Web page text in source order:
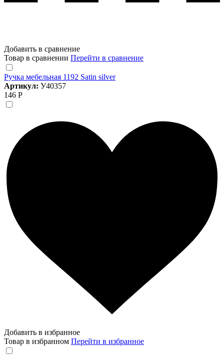
Добавить в сравнение
Товар в сравнении Перейти в сравнение
Ручка мебельная 1192 Satin silver
Артикул: У40357
146 Р
Добавить в избранное
Товар в избранном Перейти в избранное